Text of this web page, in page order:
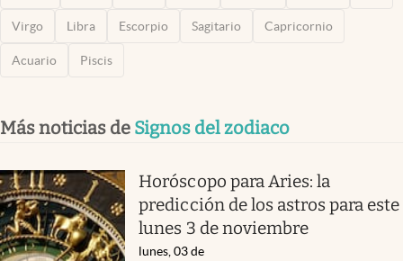
Virgo Libra Escorpio Sagitario Capricornio
Acuario Piscis
Más noticias de Signos del zodiaco
Horóscopo para Aries: la
predicción de los astros para este
lunes 3 de noviembre
lunes, 03 de